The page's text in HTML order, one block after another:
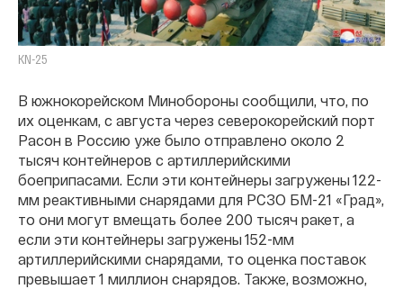
KN-25
В южнокорейском Минобороны сообщили, что, по
их оценкам, с августа через северокорейский порт
Расон в Россию уже было отправлено около 2
тысяч контейнеров с артиллерийскими
боеприпасами. Если эти контейнеры загружены 122-
мм реактивными снарядами для РСЗО БМ-21 «Град»,
то они могут вмещать более 200 тысяч ракет, а
если эти контейнеры загружены 152-мм
артиллерийскими снарядами, то оценка поставок
превышает 1 миллион снарядов. Также, возможно,